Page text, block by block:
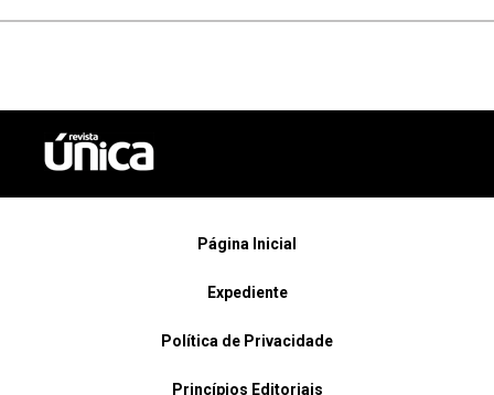
Página Inicial
Expediente
Política de Privacidade
Princípios Editoriais